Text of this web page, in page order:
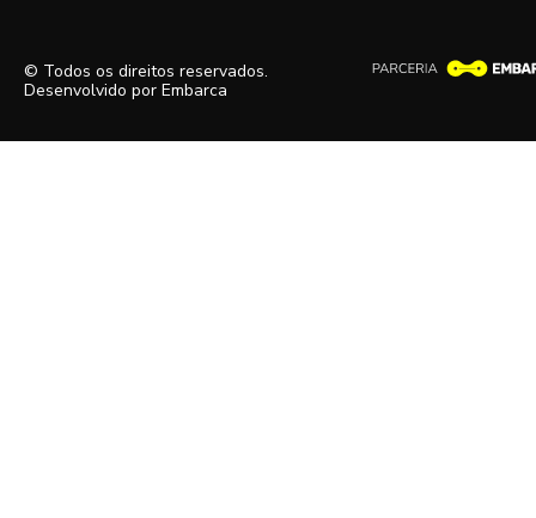
© Todos os direitos reservados.
Desenvolvido por Embarca